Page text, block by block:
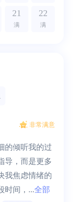
21
满
22
满
非常满意
的倾听我的过
导，而是更多
我焦虑情绪的
时间，...全部